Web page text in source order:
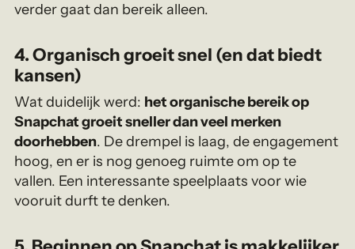
verder gaat dan bereik alleen.
4. Organisch groeit snel (en dat biedt
kansen)
Wat duidelijk werd: het organische bereik op
Snapchat groeit sneller dan veel merken
doorhebben. De drempel is laag, de engagement
hoog, en er is nog genoeg ruimte om op te
vallen. Een interessante speelplaats voor wie
vooruit durft te denken.